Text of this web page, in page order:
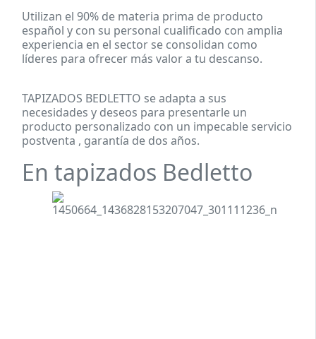
Utilizan el 90% de materia prima de producto
español y con su personal cualificado con amplia
experiencia en el sector se consolidan como
líderes para ofrecer más valor a tu descanso.
TAPIZADOS BEDLETTO se adapta a sus
necesidades y deseos para presentarle un
producto personalizado con un impecable servicio
postventa , garantía de dos años.
En tapizados Bedletto